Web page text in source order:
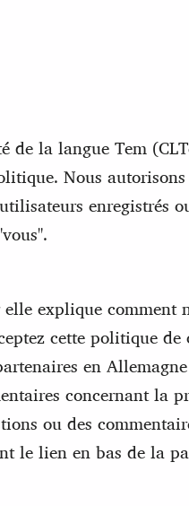
la langue Tem
Nous
enregistrés
explique comment
cette politique
en
concernant la
ou des
le lien en bas de la